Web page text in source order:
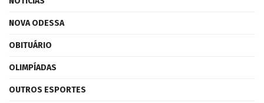
NOVA ODESSA
OBITUÁRIO
OLIMPÍADAS
OUTROS ESPORTES